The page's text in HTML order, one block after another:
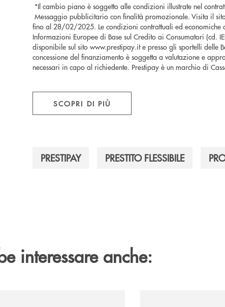
*Il cambio piano è soggetto alle condizioni illustrate nel
Messaggio pubblicitario con finalità promozionale. Visita il
fino al 28/02/2025. Le condizioni contrattuali ed economiche
Informazioni Europee di Base sul Credito ai Consumatori (cd.
disponibile sul sito www.prestipay.it e presso gli sportelli delle
concessione del finanziamento è soggetta a valutazione e
necessari in capo al richiedente. Prestipay è un marchio di
SCOPRI DI PIÙ
PRESTIPAY PRESTITO FLESSIBILE
interessare anche: